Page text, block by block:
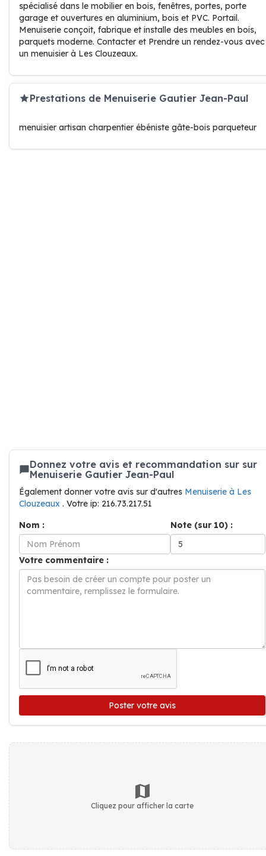
spécialisé dans le mobilier en bois, fenêtres, portes, porte
garage et ouvertures en aluminium, bois et PVC. Portail.
Menuiserie conçoit, fabrique et installe des meubles en bois,
parquets moderne. Contacter et Prendre un rendez-vous avec
un menuisier à Les Clouzeaux.
Prestations de Menuiserie Gautier Jean-Paul
menuisier artisan charpentier ébéniste gâte-bois parqueteur
Donnez votre avis et recommandation sur sur
Menuiserie Gautier Jean-Paul
Également donner votre avis sur d'autres Menuiserie à Les
Clouzeaux . Votre ip: 216.73.217.51
Nom :
Note (sur 10) :
Votre commentaire :
Poster votre avis
Cliquez pour afficher la carte